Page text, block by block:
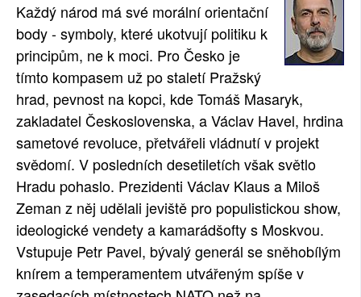
Každý národ má své morální orientační
body - symboly, které ukotvují politiku k
principům, ne k moci. Pro Česko je
tímto kompasem už po staletí Pražský
hrad, pevnost na kopci, kde Tomáš Masaryk,
zakladatel Československa, a Václav Havel, hrdina
sametové revoluce, přetvářeli vládnutí v projekt
svědomí. V posledních desetiletích však světlo
Hradu pohaslo. Prezidenti Václav Klaus a Miloš
Zeman z něj udělali jeviště pro populistickou show,
ideologické vendety a kamarádšofty s Moskvou.
Vstupuje Petr Pavel, bývalý generál se sněhobílým
knírem a temperamentem utvářeným spíše v